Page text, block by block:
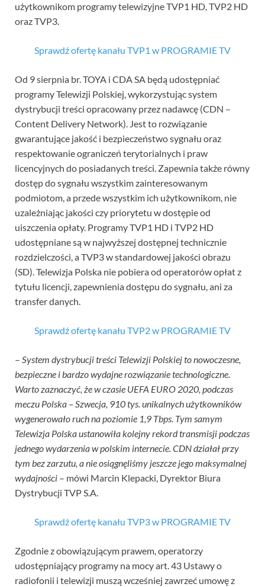
użytkownikom programy telewizyjne TVP1 HD, TVP2 HD
oraz TVP3.
Sprawdź ofertę kanału TVP1 w PROGRAMIE TV
Od 9 sierpnia br. TOYA i CDA SA będą udostępniać
programy Telewizji Polskiej, wykorzystując system
dystrybucji treści opracowany przez nadawcę (CDN –
Content Delivery Network). Jest to rozwiązanie
gwarantujące jakość i bezpieczeństwo sygnału oraz
respektowanie ograniczeń terytorialnych i praw
licencyjnych do posiadanych treści. Zapewnia także równy
dostęp do sygnału wszystkim zainteresowanym
podmiotom, a przede wszystkim ich użytkownikom, nie
uzależniając jakości czy priorytetu w dostępie od
uiszczenia opłaty. Programy TVP1 HD i TVP2 HD
udostępniane są w najwyższej dostępnej technicznie
rozdzielczości, a TVP3 w standardowej jakości obrazu
(SD). Telewizja Polska nie pobiera od operatorów opłat z
tytułu licencji, zapewnienia dostępu do sygnału, ani za
transfer danych.
Sprawdź ofertę kanału TVP2 w PROGRAMIE TV
– System dystrybucji treści Telewizji Polskiej to nowoczesne,
bezpieczne i bardzo wydajne rozwiązanie technologiczne.
Warto zaznaczyć, że w czasie UEFA EURO 2020, podczas
meczu Polska – Szwecja, 910 tys. unikalnych użytkowników
wygenerowało ruch na poziomie 1,9 Tbps. Tym samym
Telewizja Polska ustanowiła kolejny rekord transmisji podczas
jednego wydarzenia w polskim internecie. CDN działał przy
tym bez zarzutu, a nie osiągnęliśmy jeszcze jego maksymalnej
wydajności – mówi Marcin Klepacki, Dyrektor Biura
Dystrybucji TVP S.A.
Sprawdź ofertę kanału TVP3 w PROGRAMIE TV
Zgodnie z obowiązującym prawem, operatorzy
udostępniający programy na mocy art. 43 Ustawy o
radiofonii i telewizji muszą wcześniej zawrzeć umowę z